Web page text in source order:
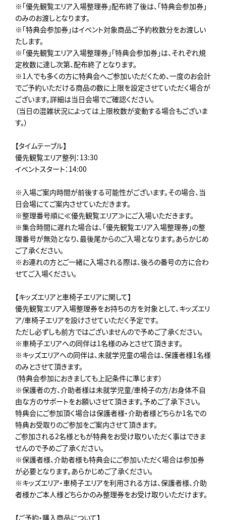
※「優先観覧エリア入場整理券」配布終了後は、「特典会参加券」
のみのお渡しとなります。
※「特典会参加券」はイベント対象商品ご予約枚数分をお渡しい
たします。
※「優先観覧エリア入場整理券」「特典会参加券」は、それぞれ規
定枚数に達し次第、配布終了となります。
※1人でも多くの方に特典会へご参加いただくため、一度のお会計
でご予約いただける商品の数に上限を設定させていただく場合が
ございます。詳細は当日会場でご確認ください。
（当日の混雑状況によっては上限枚数が変動する場合もございま
す。）
【タイムテーブル】
優先観覧エリア整列：13:30
イベントスタート：14:00
※入場ご案内時間が前後する可能性がございます。その場合、当
日会場にてご案内させていただきます。
※整理番号順に≪優先観覧エリア≫にご入場いただきます。
※集合時間に遅れた場合は、「優先観覧エリア入場整理券」の整
理番号が無効となり、最後尾からのご入場となります。あらかじめ
ご了承ください。
※お連れの方とご一緒に入場される際は、後ろの番号の方に合わ
せてご入場ください。
【キッズエリアと車椅子エリアに関して】
優先観覧エリア入場整理券をお持ちの方を対象として、キッズエリ
ア/車椅子エリアを設けさせていただく予定です。
ただし必ずしも前方ではございませんので予めご了承ください。
※車椅子エリアへの同伴は1名様のみとさせて頂きます。
※キッズエリアへの同伴は、未就学児童の場合は、保護者様1名様
のみとさせて頂きます。
（特典会参加におきましても上記条件に準じます）
※保護者の方、介助者様は未就学児童/車椅子の方/お身体不自
由な方のサポートをお願いさせて頂きます。予めご了承下さい。
特典会にご参加頂く場合は保護者様・介助者様どちらか1名での
特典お受取りのご参加をご案内させて頂きます。
ご参加される2名様ともが特典をお受け取りいただく事はできま
せんので予めご了承ください。
※保護者様、介助者様も特典会にご参加いただく場合は参加券
が必要となります。あらかじめご了承ください。
※キッズエリア・車椅子エリアを利用される方は、保護者様、介助
者様かご本人様どちらかのみ整理券をお受け取りいただけます。
【ご予約・購入商品について】